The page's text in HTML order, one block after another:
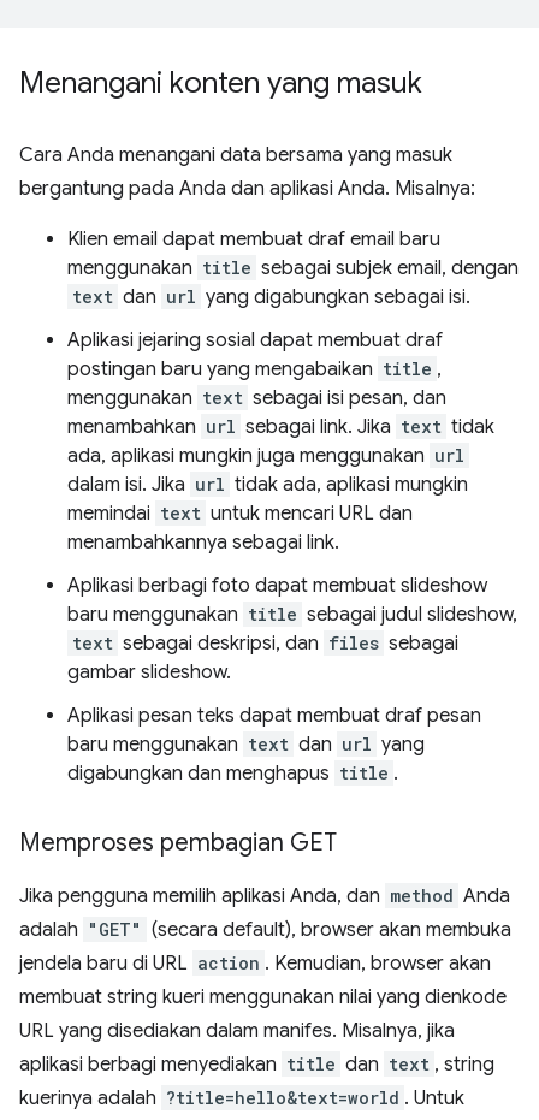
Menangani konten yang masuk
Cara Anda menangani data bersama yang masuk
bergantung pada Anda dan aplikasi Anda. Misalnya:
Klien email dapat membuat draf email baru
menggunakan title sebagai subjek email, dengan
text dan url yang digabungkan sebagai isi.
Aplikasi jejaring sosial dapat membuat draf
postingan baru yang mengabaikan title ,
menggunakan text sebagai isi pesan, dan
menambahkan url sebagai link. Jika text tidak
ada, aplikasi mungkin juga menggunakan url
dalam isi. Jika url tidak ada, aplikasi mungkin
memindai text untuk mencari URL dan
menambahkannya sebagai link.
Aplikasi berbagi foto dapat membuat slideshow
baru menggunakan title sebagai judul slideshow,
text sebagai deskripsi, dan files sebagai
gambar slideshow.
Aplikasi pesan teks dapat membuat draf pesan
baru menggunakan text dan url yang
digabungkan dan menghapus title .
Memproses pembagian GET
Jika pengguna memilih aplikasi Anda, dan method Anda
adalah "GET" (secara default), browser akan membuka
jendela baru di URL action . Kemudian, browser akan
membuat string kueri menggunakan nilai yang dienkode
URL yang disediakan dalam manifes. Misalnya, jika
aplikasi berbagi menyediakan title dan text , string
kuerinya adalah ?title=hello&text=world . Untuk